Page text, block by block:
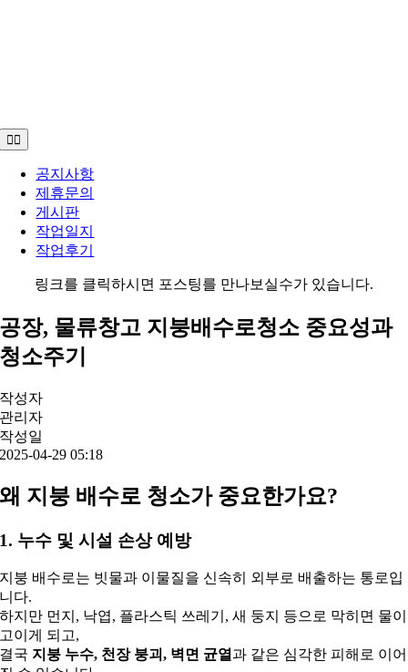
Toggle
Navigation
공지사항
제휴문의
게시판
작업일지
작업후기
링크를 클릭하시면 포스팅를 만나보실수가 있습니다.
공장, 물류창고 지붕배수로청소 중요성과
청소주기
작성자
관리자
작성일
2025-04-29 05:18
왜 지붕 배수로 청소가 중요한가요?
1. 누수 및 시설 손상 예방
지붕 배수로는 빗물과 이물질을 신속히 외부로 배출하는 통로입
니다.
하지만 먼지, 낙엽, 플라스틱 쓰레기, 새 둥지 등으로 막히면 물이
고이게 되고,
결국 지붕 누수, 천장 붕괴, 벽면 균열과 같은 심각한 피해로 이어